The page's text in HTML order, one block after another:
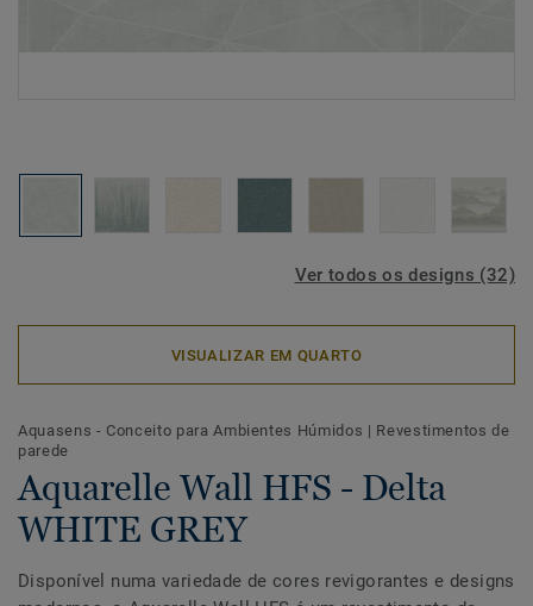
Ver todos os designs (32)
VISUALIZAR EM QUARTO
Aquasens - Conceito para Ambientes Húmidos | Revestimentos de
parede
Aquarelle Wall HFS - Delta
WHITE GREY
Disponível numa variedade de cores revigorantes e designs